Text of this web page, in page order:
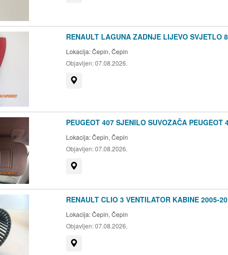
RENAULT LAGUNA ZADNJE LIJEVO SVJETLO
Lokacija:Čepin, Čepin
Objavljen:07.08.2026.
PEUGEOT 407 SJENILO SUVOZAČA PEUGEOT
Lokacija:Čepin, Čepin
Objavljen:07.08.2026.
RENAULT CLIO 3 VENTILATOR KABINE 2005-
Lokacija:Čepin, Čepin
Objavljen:07.08.2026.